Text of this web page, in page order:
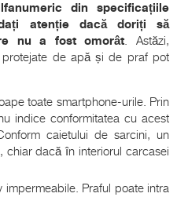
din specificațiile
atenție dacă doriți să
nu a fost omorât. Astăzi,
protejate de apă și de praf pot
toate smartphone-urile. Prin
indice conformitatea cu acest
caietului de sarcini, un
chiar dacă în interiorul carcasei
impermeabile. Praful poate intra